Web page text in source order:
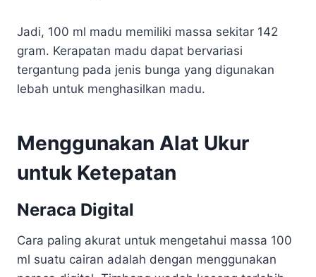
Jadi, 100 ml madu memiliki massa sekitar 142
gram. Kerapatan madu dapat bervariasi
tergantung pada jenis bunga yang digunakan
lebah untuk menghasilkan madu.
Menggunakan Alat Ukur
untuk Ketepatan
Neraca Digital
Cara paling akurat untuk mengetahui massa 100
ml suatu cairan adalah dengan menggunakan